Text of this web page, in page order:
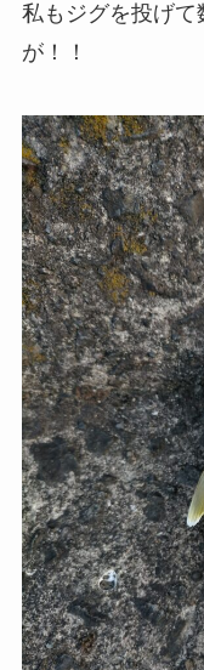
私もジグを投げて
が！！